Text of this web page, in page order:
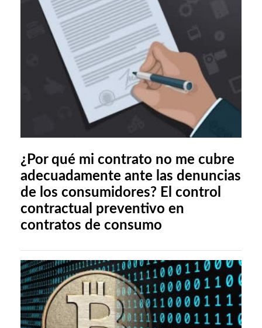
¿Por qué mi contrato no me cubre
adecuadamente ante las denuncias
de los consumidores? El control
contractual preventivo en
contratos de consumo